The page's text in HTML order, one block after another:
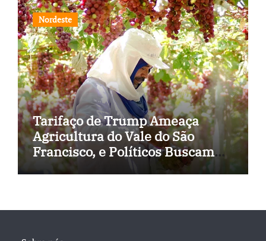
Nordeste
Tarifaço de Trump Ameaça
Agricultura do Vale do São
Francisco, e Políticos Buscam
Soluções